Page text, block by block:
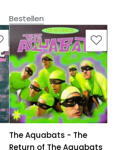
Bestellen
The Aquabats - The
Return of The Aquabats